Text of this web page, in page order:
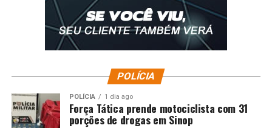
falecimento da enfermeira Mariana Camargo Tanaka
DON'T MISS
Prefeitura de Cuiabá realoca temporariamente CAPS I
do CPA IV para garantir continuidade do atendimento
POLÍCIA
POLÍCIA 1 dia ago
Força Tática prende motociclista com 31
porções de drogas em Sinop